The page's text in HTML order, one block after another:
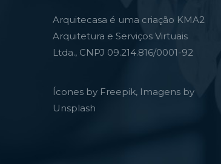
Arquitecasa é uma criação KMA2
Arquitetura e Serviços Virtuais
Ltda., CNPJ 09.214.816/0001-92
Ícones by Freepik, Imagens by
Unsplash